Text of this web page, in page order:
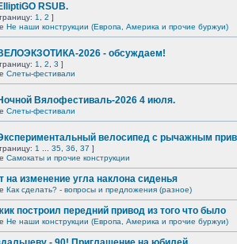
RSUB.
1 2 ]
Не наши конструкции (Европа, Америка и прочие буржуи)
2026 - обсуждаем!
1 2 3 ]
Слеты-фестивали
Вялофестиваль-2026 4 июля.
Слеты-фестивали
велосипед с рычажным
1 35 36 37 ]
Самокаты и прочие конструкции
на изменение угла наклона сиденья
Как сделать? - вопросы и предложения (разное)
построил передний привод из того что было
Не наши конструкции (Европа, Америка и прочие буржуи)